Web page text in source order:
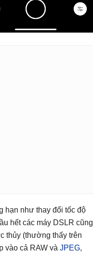
hạn như thay đổi tốc độ
hết các máy DSLR cũng
thủy (thường thấy trên
vào cả RAW và JPEG,